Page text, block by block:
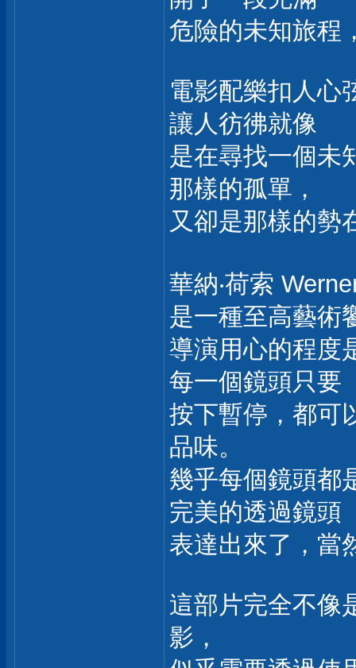
危險的未知旅程
電影配樂扣人心
讓人彷彿就像
是在尋找一個未
那樣的孤單，
又卻是那樣的勢
華納‧荷索
是一種至高藝術
導演用心的程度
每一個鏡頭只要
按下暫停，都可
品味。
幾乎每個鏡頭都
完美的透過鏡頭
表達出來了，當
這部片完全不像
影，